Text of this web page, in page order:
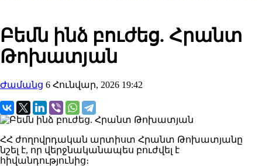
Բեմն ինձ բուժեց. Հրանտ
Թոխատյան
Ժամանց 6 Հունվար, 2026 19:42
ՀՀ ժողովրդական արտիստ Հրանտ Թոխատյանը
նշել է, որ վերջնականապես բուժվել է
հիվանդությունից։